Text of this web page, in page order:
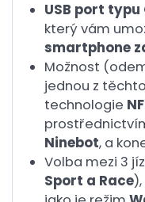
USB port typu
který vám
smartphone
Možnost
jednou z
technologie
Ninebot, a
Volba mezi 3
Sport a Race